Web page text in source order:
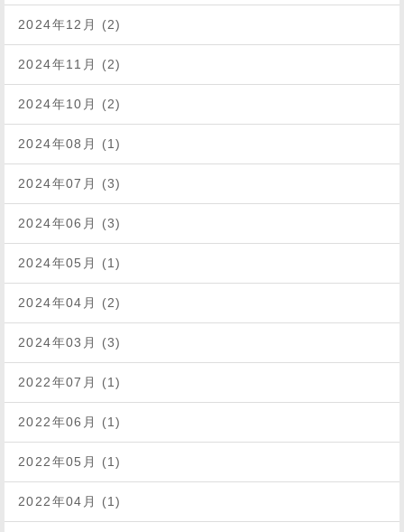
2024年12月 (2)
2024年11月 (2)
2024年10月 (2)
2024年08月 (1)
2024年07月 (3)
2024年06月 (3)
2024年05月 (1)
2024年04月 (2)
2024年03月 (3)
2022年07月 (1)
2022年06月 (1)
2022年05月 (1)
2022年04月 (1)